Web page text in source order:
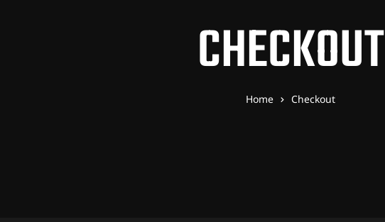
CHECKOUT
Home Checkout